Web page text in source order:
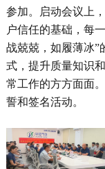
参加。
启动会议上
户信任的基础，每
战兢兢，如履薄冰”
式，提升质量知识
常工作的方方面面
誓和签名活动。